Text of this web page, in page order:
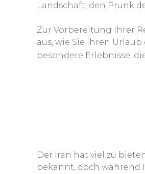
Landschaft, den Prunk
Zur Vorbereitung Ihrer
aus, wie Sie Ihren
besondere Erlebnisse,
Der Iran hat viel zu
bekannt, doch während